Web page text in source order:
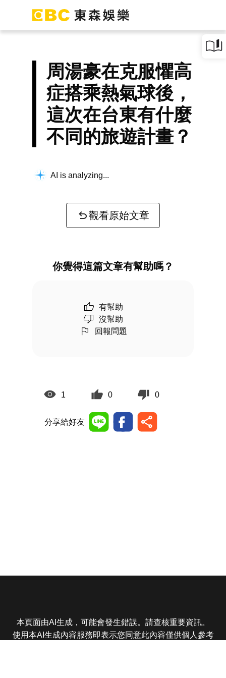
周湯豪在克服懼高
症搭乘熱氣球後，
這次在台東有什麼
不同的旅遊計畫？
AI is analyzing...
觀看原始文章
你覺得這篇文章有幫助嗎？
有幫助
沒幫助
回報問題
1 0 0
分享給好友
本頁面由AI生成，可能會發生錯誤。請查核重要資訊。
使用本AI生成內容服務即表示您同意此內容僅供個人參考